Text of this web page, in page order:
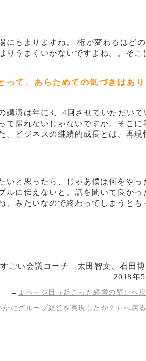
にもよりますね。 桁が変わるほどの
りうまくいかないですよね。。そこ
って、あらためての気づきはあり
講演は年に3、4回させていただいて
て帰れないじゃないですか。そこに
。ビジネスの継続的成長とは、再現
いと思ったら、じゃあ僕は何をやっ
ルに伝えないと。話を聞いて良かっ
、みたいなので終わってしまうとも
ごい会議コーチ 太田智文、石田博
2018年5
← １ページ目（起こった経営の壁）へ
かにグループ経営を実現したか？）へ戻る